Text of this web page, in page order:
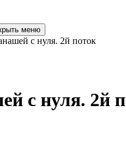
меню
с нуля. 2й поток
с нуля. 2й